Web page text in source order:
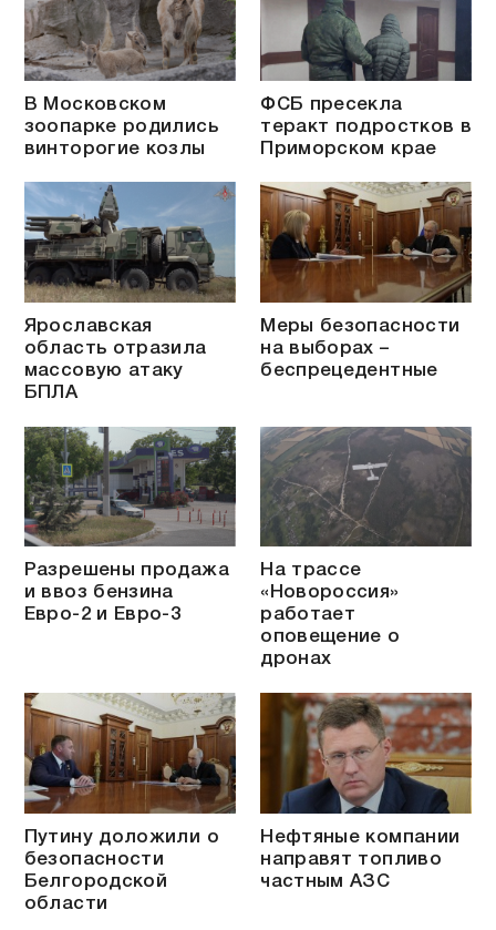
В Московском
зоопарке родились
винторогие козлы
ФСБ пресекла
теракт подростков в
Приморском крае
Ярославская
область отразила
массовую атаку
БПЛА
Меры безопасности
на выборах –
беспрецедентные
Разрешены продажа
и ввоз бензина
Евро-2 и Евро-3
На трассе
«Новороссия»
работает
оповещение о
дронах
Путину доложили о
безопасности
Белгородской
области
Нефтяные компании
направят топливо
частным АЗС